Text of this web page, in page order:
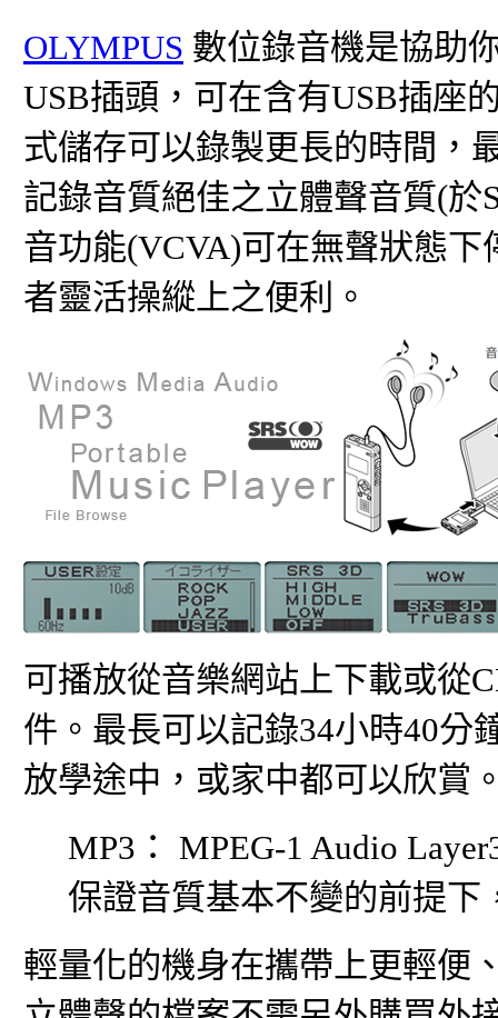
OLYMPUS 數位錄音機是協助
USB插頭，可在含有USB插座
式儲存可以錄製更長的時間，
記錄音質絕佳之立體聲音質(
音功能(VCVA)可在無聲狀態
者靈活操縱上之便利。
可播放從音樂網站上下載或從
件。最長可以記錄34小時40分
放學途中，或家中都可以欣賞
MP3： MPEG-1 Audio
保證音質基本不變的前提下
輕量化的機身在攜帶上更輕便